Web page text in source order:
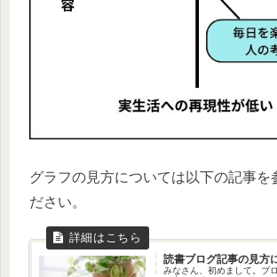
グラフの見方については以下の記事を
ださい。
読書ブログ記事の見方
みなさん、初めまして。ブ